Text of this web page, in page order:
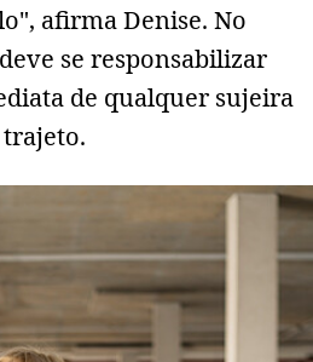
afirma Denise. No
se responsabilizar
de qualquer sujeira